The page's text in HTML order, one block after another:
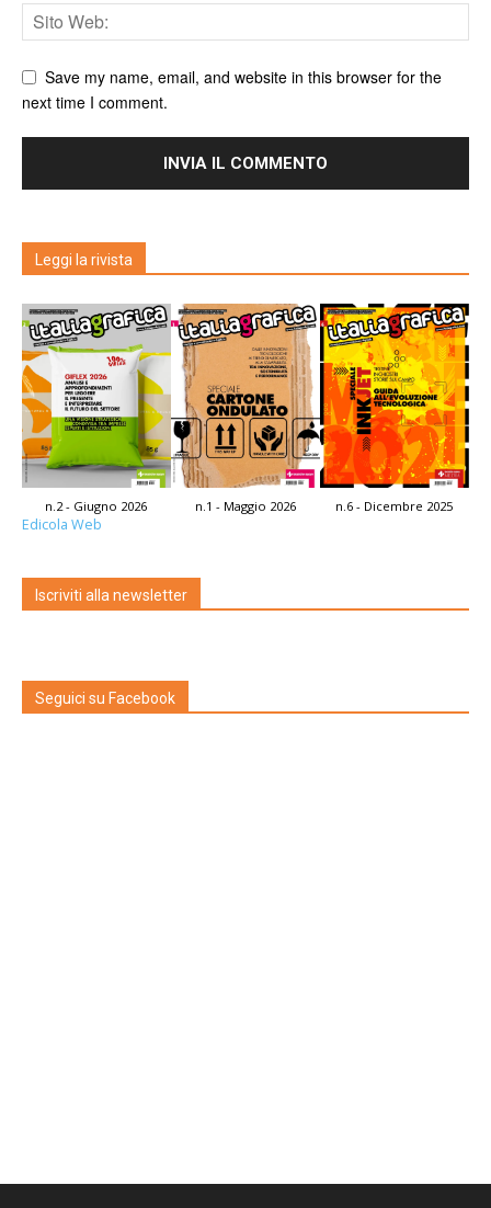
Save my name, email, and website in this browser for the
next time I comment.
Leggi la rivista
n.2 - Giugno 2026 n.1 - Maggio 2026 n.6 - Dicembre 2025
Edicola Web
Iscriviti alla newsletter
Seguici su Facebook